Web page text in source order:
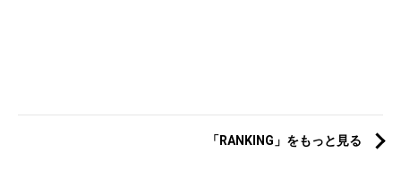
「RANKING」をもっと見る